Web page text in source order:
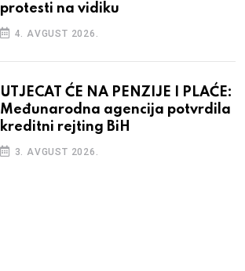
protesti na vidiku
4. AVGUST 2026.
UTJECAT ĆE NA PENZIJE I PLAĆE:
Međunarodna agencija potvrdila
kreditni rejting BiH
3. AVGUST 2026.